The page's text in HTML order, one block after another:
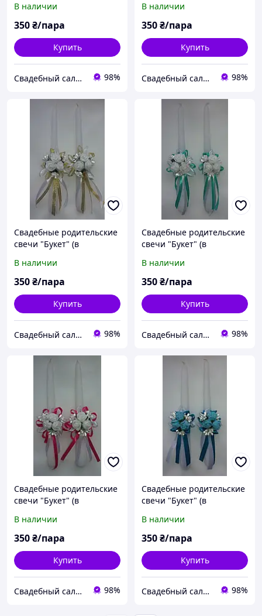
В наличии
350₴/пара
Купить
Свадебный салон "ПРИНЦЕССА" 98%
В наличии
350₴/пара
Купить
Свадебный салон "ПРИНЦЕССА" 98%
Свадебные родительские
свечи "Букет" (в
Золотистый
В наличии
350₴/пара
Купить
Свадебный салон "ПРИНЦЕССА" 98%
Свадебные родительские
свечи "Букет" (в
В наличии
350₴/пара
Купить
Свадебный салон "ПРИНЦЕССА" 98%
Свадебные родительские
свечи "Букет" (в
Малиновый
В наличии
350₴/пара
Купить
Свадебный салон "ПРИНЦЕССА" 98%
Свадебные родительские
свечи "Букет" (в
Бирюзовый
В наличии
350₴/пара
Купить
Свадебный салон "ПРИНЦЕССА" 98%